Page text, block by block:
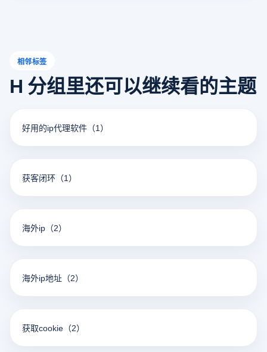
相邻标签
H 分组里还可以继续看的主题
好用的ip代理软件 （1）
获客闭环 （1）
海外ip （2）
海外ip地址 （2）
获取cookie （2）